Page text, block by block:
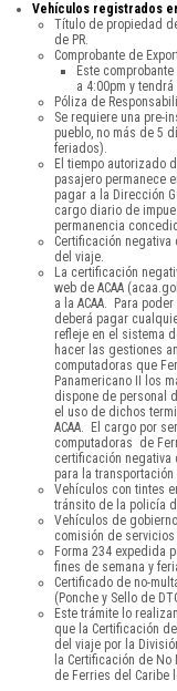
Vehículos registrados
Título de propiedad
de PR.
Comprobante de
Este
a 4:00pm y
Póliza de
Se requiere una pre-
pueblo, no más de 5
feriados).
El tiempo autorizado
pasajero permanece
pagar a la Dirección
cargo diario de
permanencia
Certificación negativa
del viaje.
La certificación
web de ACAA
a la ACAA. Para
deberá pagar
refleje en el sistema
hacer las gestiones
computadoras que
Panamericano II los
dispone de personal
el uso de dichos
ACAA. El cargo por
computadoras de
certificación negativa
para la
Vehículos con tintes
tránsito de la policía
Vehículos de
comisión de
Forma 234 expedida
fines de semana y
Certificado de no-
(Ponche y Sello de
Este trámite lo
que la Certificación
del viaje por la
la Certificación de
de Ferries del Caribe